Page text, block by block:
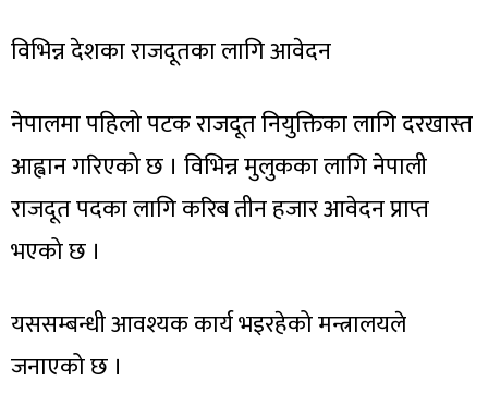
विभिन्न देशका राजदूतका लागि आवेदन
नेपालमा पहिलो पटक राजदूत नियुक्तिका लागि दरखास्त
आह्वान गरिएको छ । विभिन्न मुलुकका लागि नेपाली
राजदूत पदका लागि करिब तीन हजार आवेदन प्राप्त
भएको छ ।
यससम्बन्धी आवश्यक कार्य भइरहेको मन्त्रालयले
जनाएको छ ।